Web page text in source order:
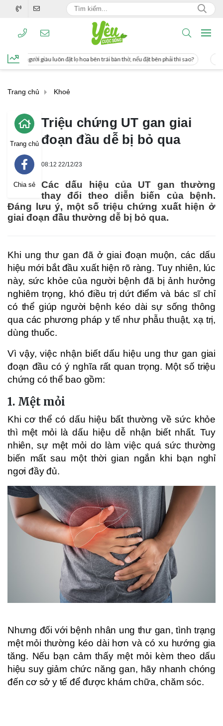
hoa bên trái bàn thờ, nếu đặt bên phải thì sao? Cách uống nước mía giúp
Trang chủ Khoẻ
Trang chủ
Chia sẻ
Triệu chứng UT gan giai
đoạn đầu dễ bị bỏ qua
08:12 22/12/23
Các dấu hiệu của UT gan thường
thay đổi theo diễn biến của bệnh.
Đáng lưu ý, một số triệu chứng xuất hiện ở
giai đoạn đầu thường dễ bị bỏ qua.
Khi ung thư gan đã ở giai đoạn muộn, các dấu
hiệu mới bắt đầu xuất hiện rõ ràng. Tuy nhiên, lúc
này, sức khỏe của người bệnh đã bị ảnh hưởng
nghiêm trọng, khó điều trị dứt điểm và bác sĩ chỉ
có thể giúp người bệnh kéo dài sự sống thông
qua các phương pháp y tế như phẫu thuật, xạ trị,
dùng thuốc.
Vì vậy, việc nhận biết dấu hiệu ung thư gan giai
đoạn đầu có ý nghĩa rất quan trọng. Một số triệu
chứng có thể bao gồm:
1. Mệt mỏi
Khi cơ thể có dấu hiệu bất thường về sức khỏe
thì mệt mỏi là dấu hiệu dễ nhận biết nhất. Tuy
nhiên, sự mệt mỏi do làm việc quá sức thường
biến mất sau một thời gian ngắn khi bạn nghỉ
ngơi đầy đủ.
Nhưng đối với bệnh nhân ung thư gan, tình trạng
mệt mỏi thường kéo dài hơn và có xu hướng gia
tăng. Nếu bạn cảm thấy mệt mỏi kèm theo dấu
hiệu suy giảm chức năng gan, hãy nhanh chóng
đến cơ sở y tế để được khám chữa, chăm sóc.